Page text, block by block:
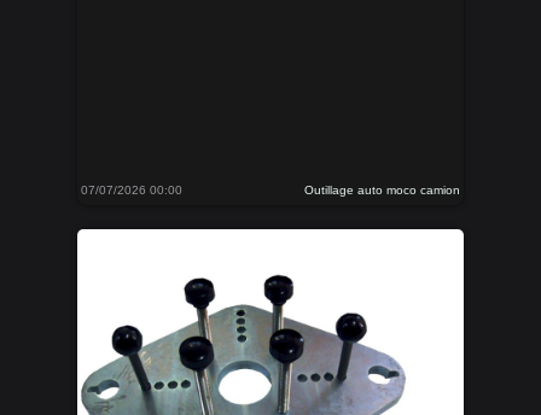
07/07/2026 00:00 Outillage auto moco camion